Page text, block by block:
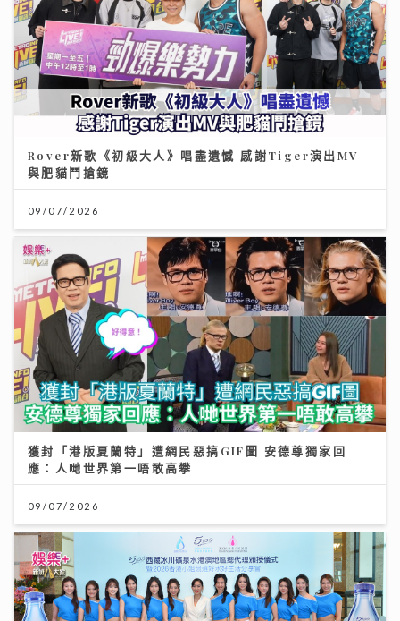
Rover新歌《初級大人》唱盡遺憾 感謝Tiger演出MV
與肥貓鬥搶鏡
09/07/2026
獲封「港版夏蘭特」遭網民惡搞GIF圖 安德尊獨家回
應：人哋世界第一唔敢高攀
09/07/2026